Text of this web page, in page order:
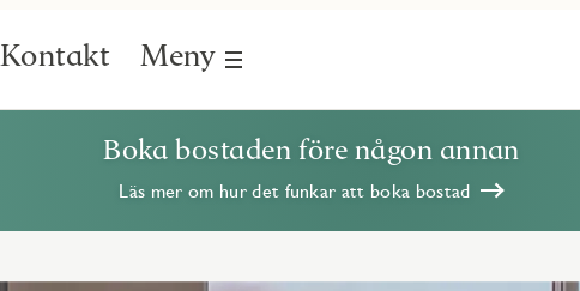
Kontakt Meny
Boka bostaden före någon annan
Läs mer om hur det funkar att boka bostad